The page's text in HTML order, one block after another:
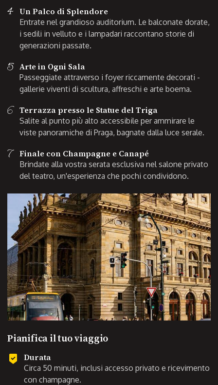
4 Un Palco di Splendore
Entrate nel grandioso auditorium. Le balconate dorate,
i sedili in velluto e i lampadari raccontano storie di
generazioni passate.
5 Arte in Ogni Sala
Passeggiate attraverso i foyer riccamente decorati -
gallerie viventi di scultura, affreschi e arte boema.
6 Terrazza presso le Statue del Triga
Salite al punto più alto accessibile per ammirare le
viste panoramiche di Praga, bagnate dalla luce serale.
7 Finale con Champagne e Canapé
Brindate alla vostra serata esclusiva nel salone privato
del teatro, un'esperienza che pochi condividono.
Pianifica il tuo viaggio
Durata
Circa 50 minuti, inclusi accesso privato e ricevimento
con champagne.